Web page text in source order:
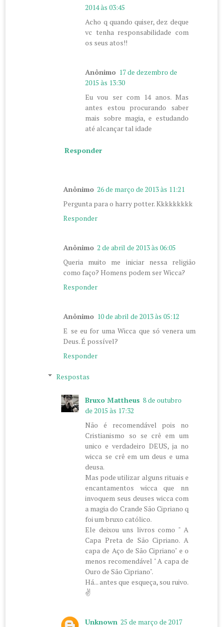
2014 às 03:45
Acho q quando quiser, dez deque
vc tenha responsabilidade com
os seus atos!!
Anônimo 17 de dezembro de
2015 às 13:30
Eu vou ser com 14 anos. Mas
antes estou procurando saber
mais sobre magia, e estudando
até alcançar tal idade
Responder
Anônimo 26 de março de 2013 às 11:21
Pergunta para o harry potter. Kkkkkkkkk
Responder
Anônimo 2 de abril de 2013 às 06:05
Queria muito me iniciar nessa religião
como faço? Homens podem ser Wicca?
Responder
Anônimo 10 de abril de 2013 às 05:12
E se eu for uma Wicca que só venera um
Deus. É possível?
Responder
Respostas
Bruxo Mattheus 8 de outubro
de 2015 às 17:32
Não é recomendável pois no
Cristianismo so se crê em um
unico e verdadeiro DEUS, ja no
wicca se crê em um deus e uma
deusa.
Mas pode utilizar alguns rituais e
encantamentos wicca que nn
invoquem seus deuses wicca com
a magia do Crande São Cipriano q
foi um bruxo católico.
Ele deixou uns livros como " A
Capa Preta de São Cipriano. A
capa de Aço de São Cipriano" e o
menos recomendável " A capa de
Ouro de São Cipriano".
Há... antes que esqueça, sou ruivo.
✌
Unknown 25 de março de 2017